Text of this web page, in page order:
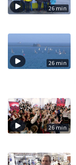
26 min
26 min
26 min